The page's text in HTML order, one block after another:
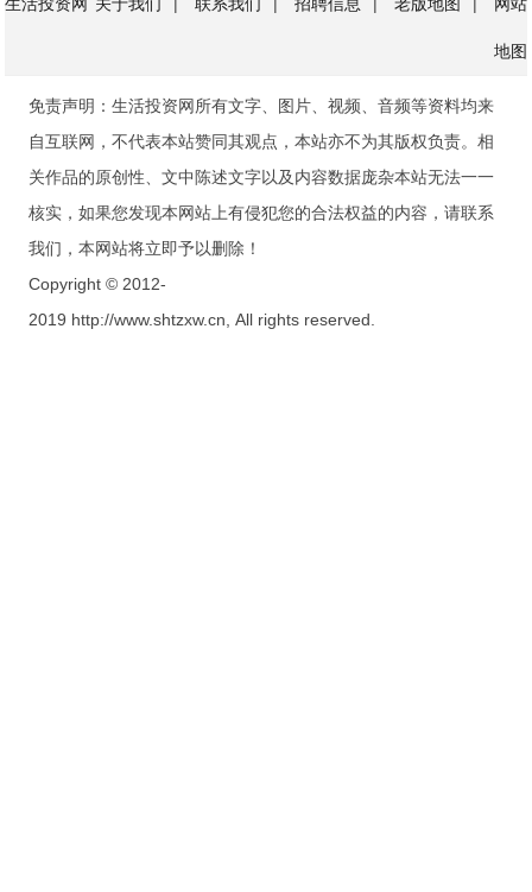
地图
免责声明：生活投资网所有文字、图片、视频、音频等资料均来
自互联网，不代表本站赞同其观点，本站亦不为其版权负责。相
关作品的原创性、文中陈述文字以及内容数据庞杂本站无法一一
核实，如果您发现本网站上有侵犯您的合法权益的内容，请联系
我们，本网站将立即予以删除！
Copyright © 2012-
2019 http://www.shtzxw.cn, All rights reserved.